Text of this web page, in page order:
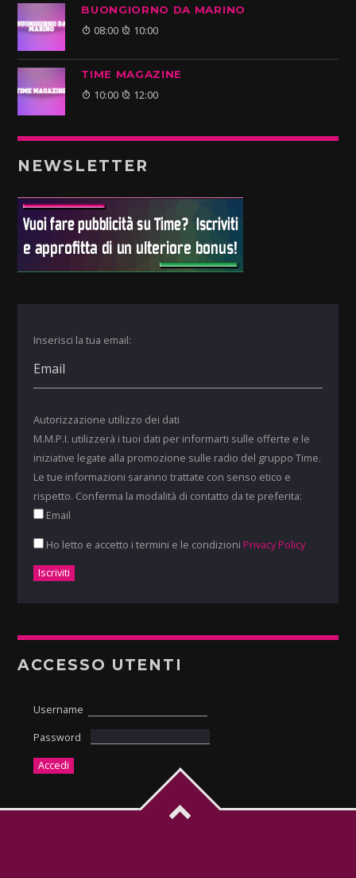
BUONGIORNO DA MARINO
08:00 10:00
TIME MAGAZINE
10:00 12:00
NEWSLETTER
Inserisci la tua email:
Autorizzazione utilizzo dei dati
M.M.P.I. utilizzerà i tuoi dati per informarti sulle offerte e le
iniziative legate alla promozione sulle radio del gruppo Time.
Le tue informazioni saranno trattate con senso etico e
rispetto. Conferma la modalità di contatto da te preferita:
Email
Ho letto e accetto i termini e le condizioni Privacy Policy
ACCESSO UTENTI
Username
Password